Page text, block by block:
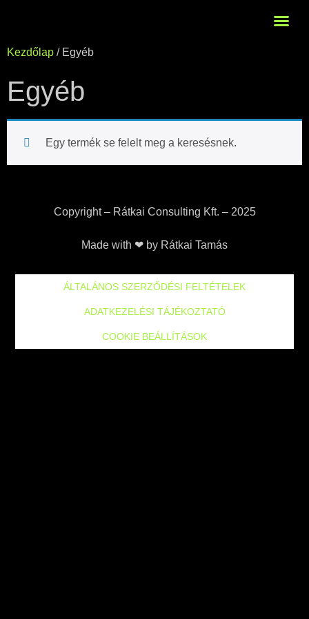
Kezdőlap / Egyéb
Egyéb
Egy termék se felelt meg a keresésnek.
Copyright – Rátkai Consulting Kft. – 2025
Made with ❤ by Rátkai Tamás
ÁLTALÁNOS SZERZŐDÉSI FELTÉTELEK
ADATKEZELÉSI TÁJÉKOZTATÓ
COOKIE BEÁLLÍTÁSOK